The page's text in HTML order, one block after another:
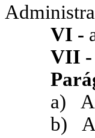
VI -
VII -
a)
b)